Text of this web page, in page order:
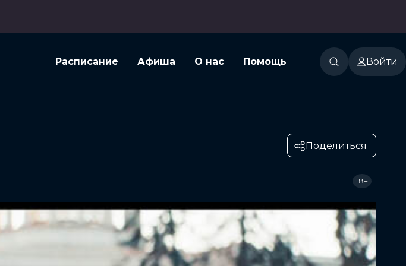
Расписание Афиша О нас Помощь Войти
Поделиться
18+